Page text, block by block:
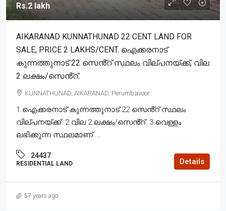
Rs.2 lakh
AIKARANAD KUNNATHUNAD 22 CENT LAND FOR
SALE, PRICE 2 LAKHS/CENT. ഐക്കരനാട്
കുന്നത്തുനാട് 22 സെൻ്റ് സ്ഥലം വില്പനയ്ക്ക്, വില
2 ലക്ഷം/സെൻ്റ്.
KUNNATHUNAD, AIKARANAD, Perumbavoor
1.ഐക്കരനാട് കുന്നത്തുനാട് 22 സെൻ്റ് സ്ഥലം
വില്പനയ്ക്ക്. 2.വില 2 ലക്ഷം/സെൻ്റ്. 3.വെള്ളം
ലഭിക്കുന്ന സ്ഥലമാണ്....
24437
RESIDENTIAL LAND Details
57 years ago